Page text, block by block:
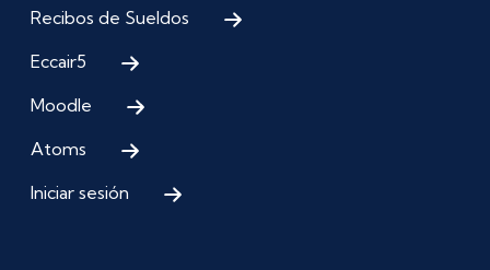
Recibos de Sueldos
Eccair5
Moodle
Atoms
Iniciar sesión